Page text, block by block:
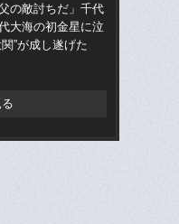
の敵討ちだ」千代
大海の初金星に泣
”が成し遂げた